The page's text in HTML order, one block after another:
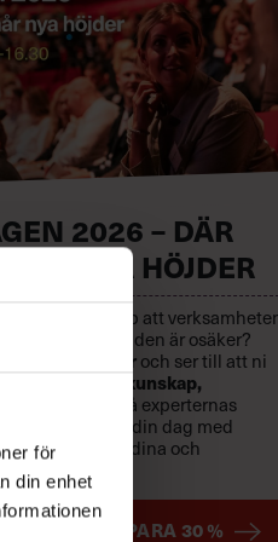
för
din enhet
2026 – DÄR
NÅR NYA HÖJDER
din chefsgrupp att
även när omvärlden är osäker?
röjer vi hinder och ser till att ni
ny kunskap,
toppchefer och få experternas
Skräddarsy din dag med
för dina och
behov just nu.
TIDIGT OCH SPARA 30 %